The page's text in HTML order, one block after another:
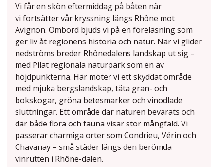
Vi får en skön eftermiddag på båten när
vi fortsätter vår kryssning längs Rhône mot
Avignon. Ombord bjuds vi på en föreläsning som
ger liv åt regionens historia och natur. När vi glider
nedströms breder Rhônedalens landskap ut sig –
med Pilat regionala naturpark som en av
höjdpunkterna. Här möter vi ett skyddat område
med mjuka bergslandskap, täta gran- och
bokskogar, gröna betesmarker och vinodlade
sluttningar. Ett område där naturen bevarats och
där både flora och fauna visar stor mångfald. Vi
passerar charmiga orter som Condrieu, Vérin och
Chavanay – små städer längs den berömda
vinrutten i Rhône-dalen.